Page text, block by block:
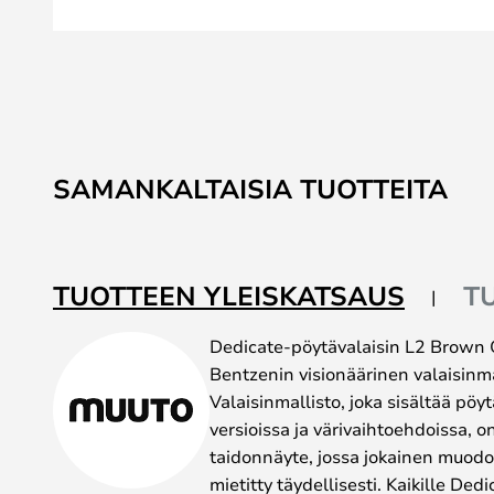
to
the
the
images
SAMANKALTAISIA TUOTTEITA
TUOTTEEN YLEISKATSAUS
Dedicate-pöytävalaisin L2 Brown
Bentzenin visionäärinen
Valaisinmallisto, joka sisältää
versioissa ja värivaihtoehdoissa,
taidonnäyte, jossa jokainen
mietitty täydellisesti. Kaikille